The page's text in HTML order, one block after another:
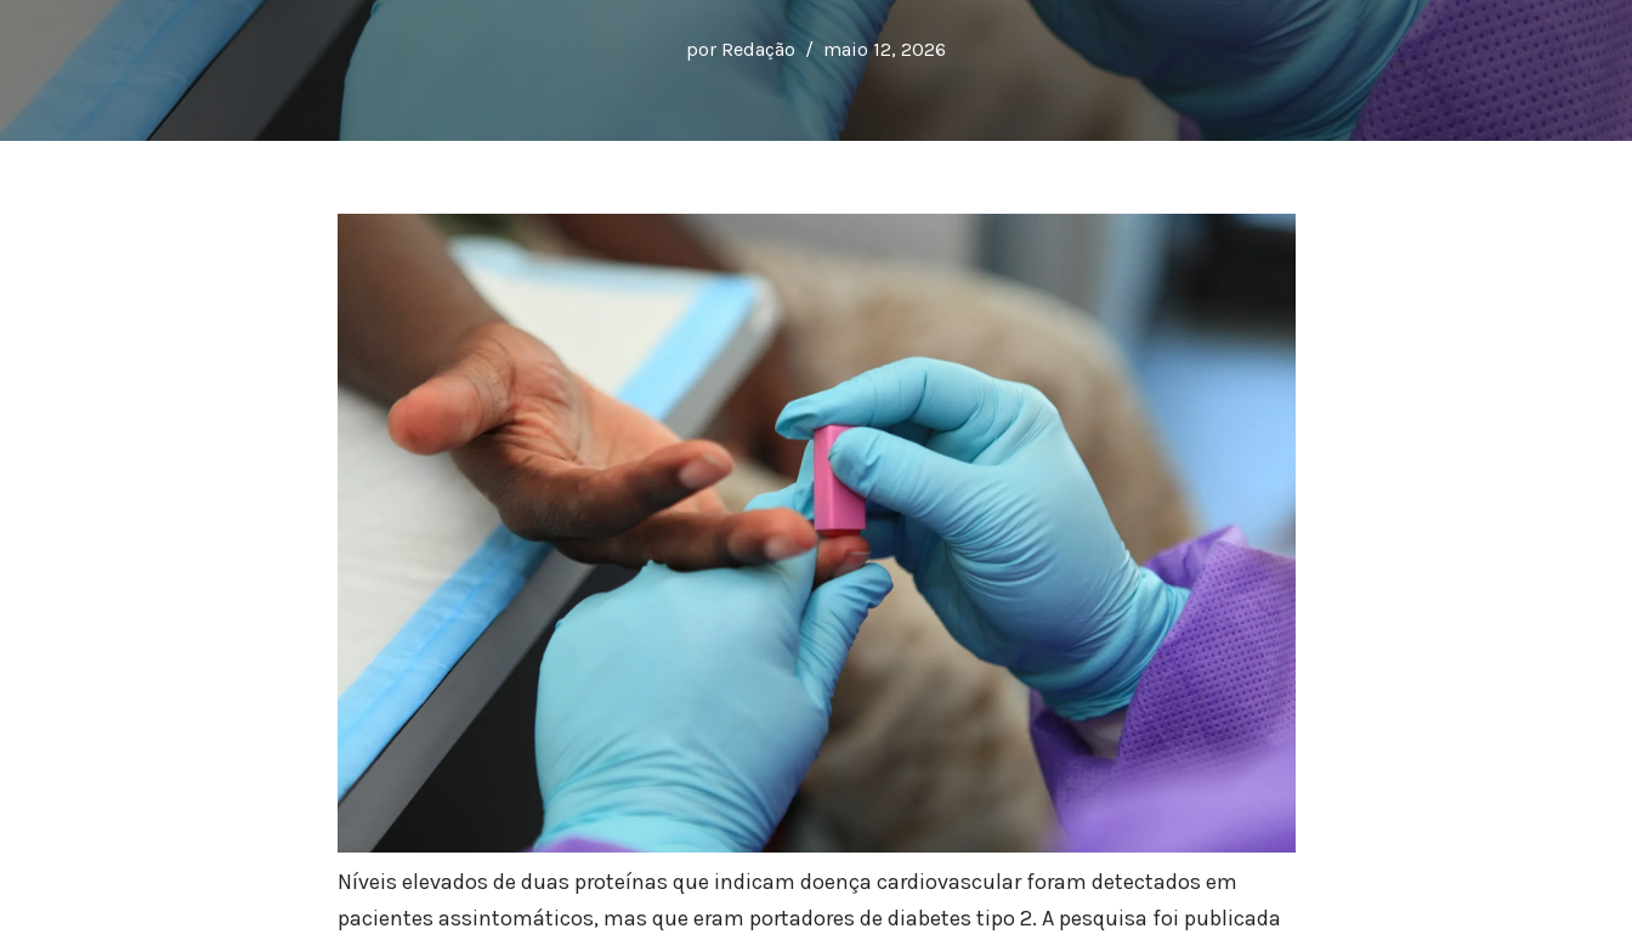
por Redação maio 12, 2026
Níveis elevados de duas proteínas que indicam doença cardiovascular foram detectados em
pacientes assintomáticos, mas que eram portadores de diabetes tipo 2. A pesquisa foi publicada